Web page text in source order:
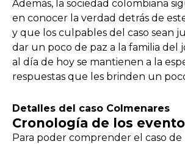
Además, la sociedad colombiana
en conocer la verdad detrás de
y que los culpables del caso sean
dar un poco de paz a la familia del
al día de hoy se mantienen a la
respuestas que les brinden un
Detalles del caso Colmenares
Cronología de los
Para poder comprender el caso